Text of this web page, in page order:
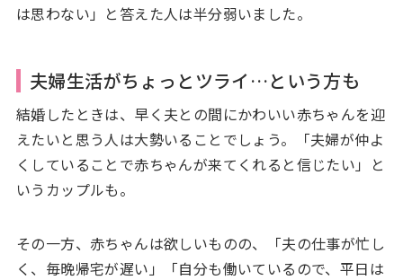
は思わない」と答えた人は半分弱いました。
夫婦生活がちょっとツライ…という方も
結婚したときは、早く夫との間にかわいい赤ちゃんを迎
えたいと思う人は大勢いることでしょう。「夫婦が仲よ
くしていることで赤ちゃんが来てくれると信じたい」と
いうカップルも。
その一方、赤ちゃんは欲しいものの、「夫の仕事が忙し
く、毎晩帰宅が遅い」「自分も働いているので、平日は